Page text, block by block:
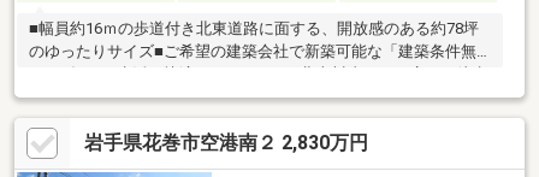
■幅員約16ｍの歩道付き北東道路に面する、開放感のある約78坪
のゆったりサイズ■ご希望の建築会社で新築可能な「建築条件無
2分 立花簡易郵便局まで徒歩8分 ユニバース北上花園町店まで
徒歩9分 セリア北上しらゆりセントラルモール店まで徒歩9分
及川脳神経内科クリニックまでまで徒歩9分 古城場児童公園まで
徒歩3分 川岸保育園まで徒歩4分 ■毎日の通学を快適に… 黒沢
岩手県花巻市空港南２ 2,830万円